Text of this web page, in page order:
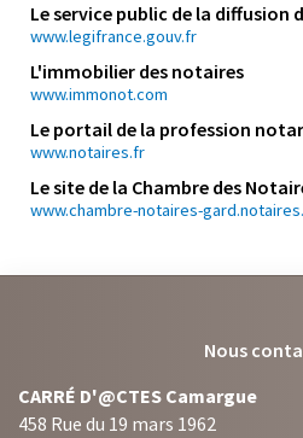
Le service public de la diffusion
www.legifrance.gouv.fr
L'immobilier des notaires
www.immonot.com
Le portail de la profession
www.notaires.fr
Le site de la Chambre des
www.chambre-notaires-
Nous
CARRÉ D'@CTES Camargue
458 Rue du 19 mars 1962